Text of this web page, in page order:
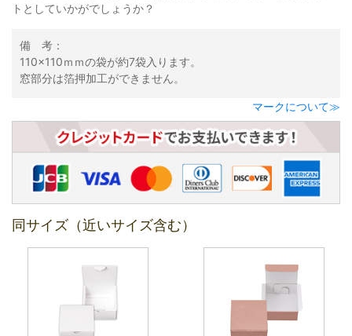
トとしていかがでしょうか？
備 考：
110×110ｍｍの袋が約7袋入ります。
窓部分は箔押加工ができません。
マークについて≫
同サイズ（近いサイズ含む）